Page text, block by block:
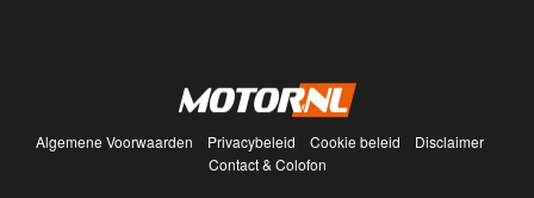
Algemene Voorwaarden Privacybeleid Cookie beleid
Disclaimer
Contact & Colofon